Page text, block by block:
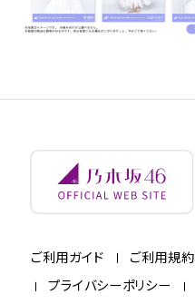
ご利用ガイド ご利用規約
プライバシーポリシー